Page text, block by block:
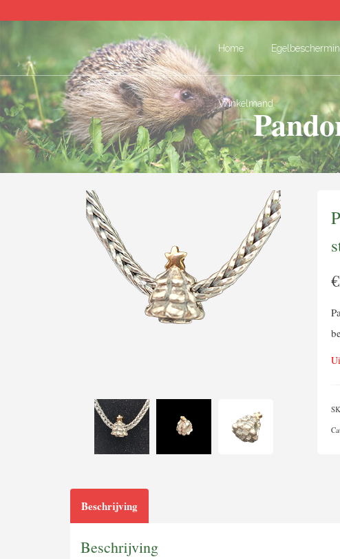
Home
Winkelmand
€
Beschrijving
Beschrijving